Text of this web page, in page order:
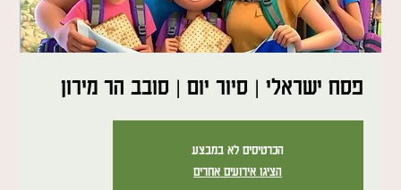
פסח ישראלי | סיור יום | סובב הר מירון
הכרטיסים לא במבצע
הציגו אירועים אחרים